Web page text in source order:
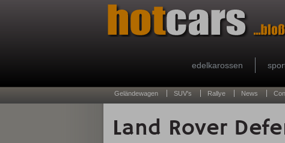
edelkarossen
Geländewagen SUV's Rallye News
Land Rover